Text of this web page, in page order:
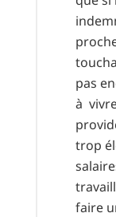
pas
à
trop
faire